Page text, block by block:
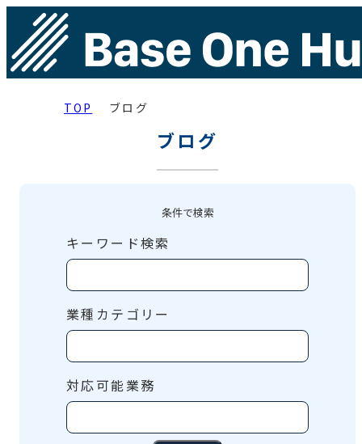
TOP ブログ
ブログ
条件で検索
キーワード検索
業種カテゴリー
対応可能業務